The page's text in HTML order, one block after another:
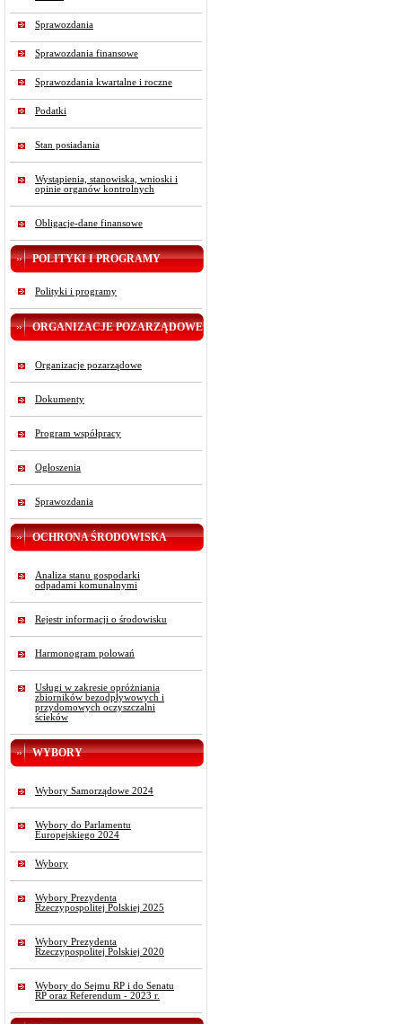
Sprawozdania
Sprawozdania finansowe
Sprawozdania kwartalne i roczne
Podatki
Stan posiadania
Wystąpienia, stanowiska, wnioski i
opinie organów kontrolnych
Obligacje-dane finansowe
POLITYKI I PROGRAMY
Polityki i programy
ORGANIZACJE POZARZĄDOWE
Organizacje pozarządowe
Dokumenty
Program współpracy
Ogłoszenia
Sprawozdania
OCHRONA ŚRODOWISKA
Analiza stanu gospodarki
odpadami komunalnymi
Rejestr informacji o środowisku
Harmonogram polowań
Usługi w zakresie opróżniania
zbiorników bezodpływowych i
przydomowych oczyszczalni
ścieków
WYBORY
Wybory Samorządowe 2024
Wybory do Parlamentu
Europejskiego 2024
Wybory
Wybory Prezydenta
Rzeczypospolitej Polskiej 2025
Wybory Prezydenta
Rzeczypospolitej Polskiej 2020
Wybory do Sejmu RP i do Senatu
RP oraz Referendum - 2023 r.